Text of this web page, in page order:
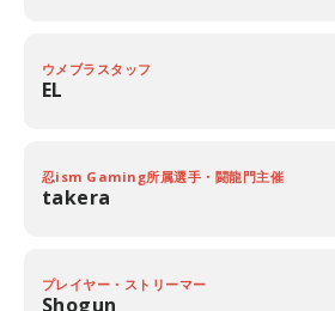
ウメブラスタッフ
EL
忍ism Gaming所属選手・闘龍門主催
takera
プレイヤー・ストリーマー
Shogun